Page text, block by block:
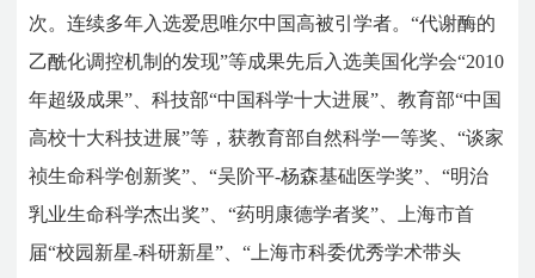
次。连续多年入选爱思唯尔中国高被引学者。“代谢酶的
乙酰化调控机制的发现”等成果先后入选美国化学会“2010
年超级成果”、科技部“中国科学十大进展”、教育部“中国
高校十大科技进展”等，获教育部自然科学一等奖、“谈家
祯生命科学创新奖”、“吴阶平-杨森基础医学奖”、“明治
乳业生命科学杰出奖”、“药明康德学者奖”、上海市首
届“校园新星-科研新星”、“上海市科委优秀学术带头